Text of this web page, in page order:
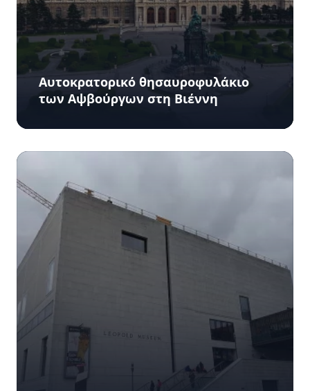
Αυτοκρατορικό θησαυροφυλάκιο
των Αψβούργων στη Βιέννη